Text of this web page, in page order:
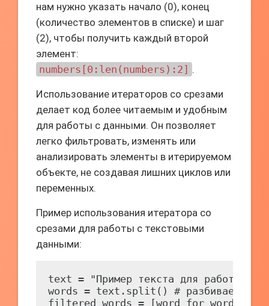
нам нужно указать начало (0), конец
(количество элементов в списке) и шаг
(2), чтобы получить каждый второй
элемент:
numbers[0:len(numbers):2] .
Использование итераторов со срезами
делает код более читаемым и удобным
для работы с данными. Он позволяет
легко фильтровать, изменять или
анализировать элементы в итерируемом
объекте, не создавая лишних циклов или
переменных.
Пример использования итератора со
срезами для работы с текстовыми
данными:
text = "Пример текста для работы с
words = text.split() # разбиваем
filtered_words = [word for word in